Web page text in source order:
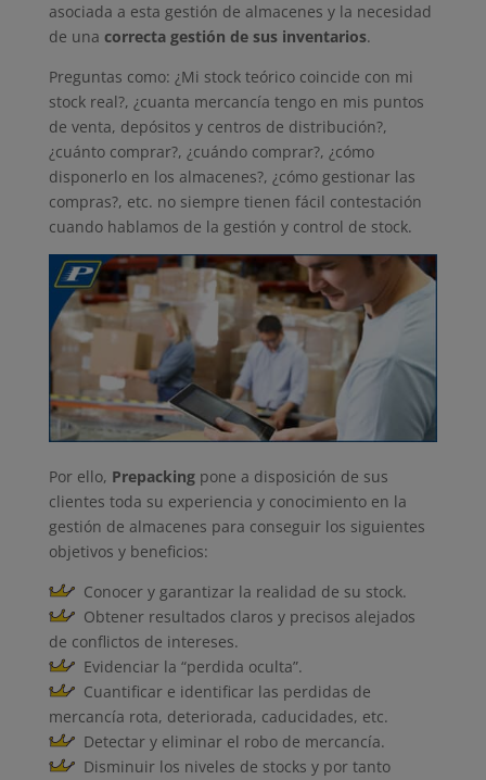
asociada a esta gestión de almacenes y la necesidad
de una correcta gestión de sus inventarios.
Preguntas como: ¿Mi stock teórico coincide con mi
stock real?, ¿cuanta mercancía tengo en mis puntos
de venta, depósitos y centros de distribución?,
¿cuánto comprar?, ¿cuándo comprar?, ¿cómo
disponerlo en los almacenes?, ¿cómo gestionar las
compras?, etc. no siempre tienen fácil contestación
cuando hablamos de la gestión y control de stock.
Por ello, Prepackingpone a disposición de sus
clientes toda su experiencia y conocimiento en la
gestión de almacenes para conseguir los siguientes
objetivos y beneficios:
Conocer y garantizar la realidad de su stock.
Obtener resultados claros y precisos alejados
de conflictos de intereses.
Evidenciar la “perdida oculta”.
Cuantificar e identificar las perdidas de
mercancía rota, deteriorada, caducidades, etc.
Detectar y eliminar el robo de mercancía.
Disminuir los niveles de stocks y por tanto